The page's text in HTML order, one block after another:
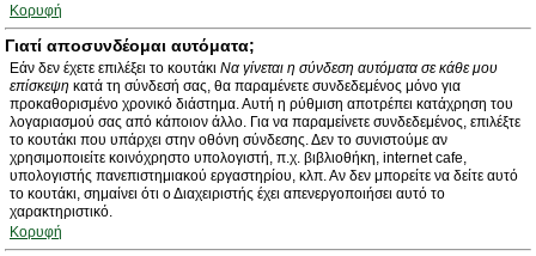
Κορυφή
Γιατί αποσυνδέομαι αυτόματα;
Εάν δεν έχετε επιλέξει το κουτάκι Να γίνεται η σύνδεση αυτόματα σε κάθε μου
επίσκεψη κατά τη σύνδεσή σας, θα παραμένετε συνδεδεμένος μόνο για
προκαθορισμένο χρονικό διάστημα. Αυτή η ρύθμιση αποτρέπει κατάχρηση του
λογαριασμού σας από κάποιον άλλο. Για να παραμείνετε συνδεδεμένος, επιλέξτε
το κουτάκι που υπάρχει στην οθόνη σύνδεσης. Δεν το συνιστούμε αν
χρησιμοποιείτε κοινόχρηστο υπολογιστή, π.χ. βιβλιοθήκη, internet cafe,
υπολογιστής πανεπιστημιακού εργαστηρίου, κλπ. Αν δεν μπορείτε να δείτε αυτό
το κουτάκι, σημαίνει ότι ο Διαχειριστής έχει απενεργοποιήσει αυτό το
χαρακτηριστικό.
Κορυφή